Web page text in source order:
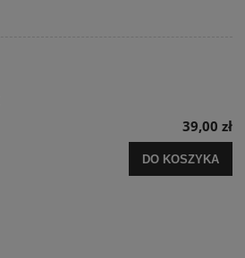
39,00 zł
DO KOSZYKA